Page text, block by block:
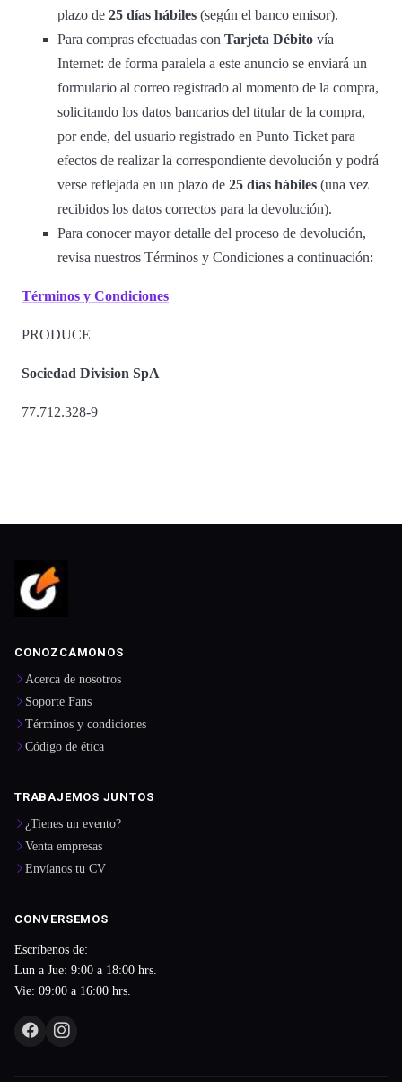
plazo de 25 días hábiles (según el banco emisor).
Para compras efectuadas con Tarjeta Débito vía
Internet: de forma paralela a este anuncio se enviará un
formulario al correo registrado al momento de la compra,
solicitando los datos bancarios del titular de la compra,
por ende, del usuario registrado en Punto Ticket para
efectos de realizar la correspondiente devolución y podrá
verse reflejada en un plazo de 25 días hábiles (una vez
recibidos los datos correctos para la devolución).
Para conocer mayor detalle del proceso de devolución,
revisa nuestros Términos y Condiciones a continuación:
Términos y Condiciones
PRODUCE
Sociedad Division SpA
77.712.328-9
CONOZCÁMONOS
Acerca de nosotros
Soporte Fans
Términos y condiciones
Código de ética
TRABAJEMOS JUNTOS
¿Tienes un evento?
Venta empresas
Envíanos tu CV
CONVERSEMOS
Escríbenos de:
Lun a Jue: 9:00 a 18:00 hrs.
Vie: 09:00 a 16:00 hrs.